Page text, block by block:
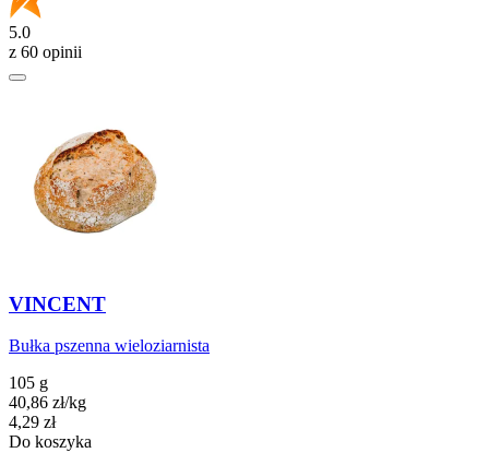
5.0
z 60 opinii
VINCENT
Bułka pszenna wieloziarnista
105 g
40,86 zł/kg
Cena
4,29 zł
Do koszyka